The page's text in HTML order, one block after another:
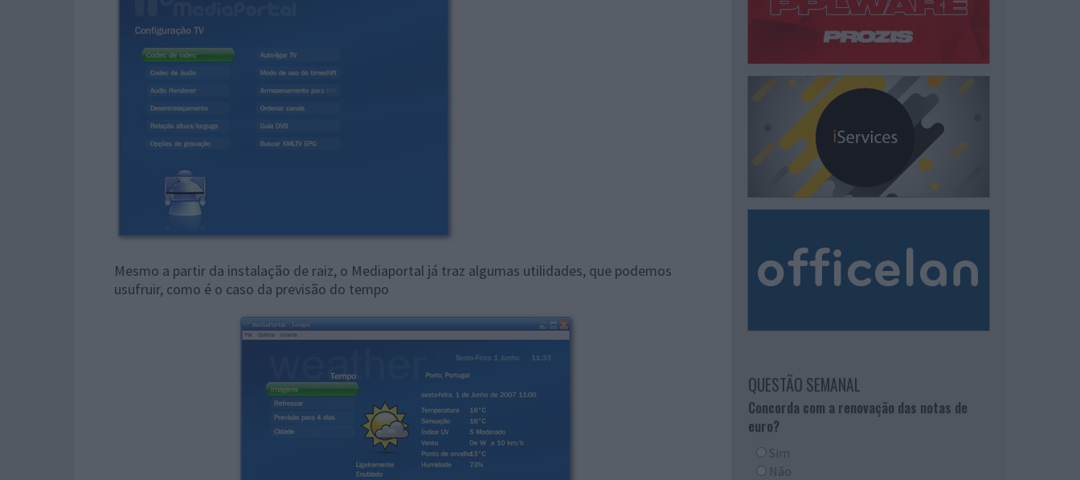
Mesmo a partir da instalação de raiz, o Mediaportal já traz algumas utilidades, que podemos
usufruir, como é o caso da previsão do tempo
QUESTÃO SEMANAL
Concorda com a renovação das notas de
euro?
Sim
Não